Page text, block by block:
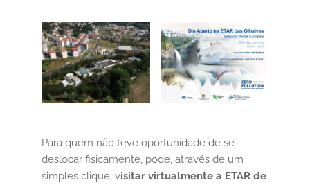
Para quem não teve oportunidade de se
deslocar fisicamente, pode, através de um
simples clique, visitar virtualmente a ETAR de